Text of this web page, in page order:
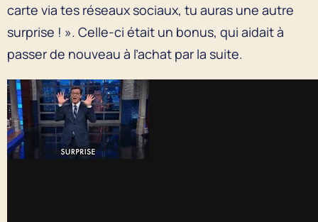
carte via tes réseaux sociaux, tu auras une autre
surprise ! ». Celle-ci était un bonus, qui aidait à
passer de nouveau à l’achat par la suite.